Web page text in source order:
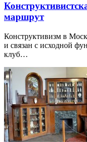
маршрут
Конструктивизм в
и связан с исходной
клуб…